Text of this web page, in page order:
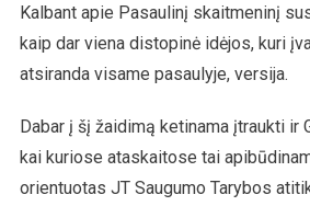
Kalbant apie Pasaulinį skaitmeninį
kaip dar viena distopinė idėjos, kuri
atsiranda visame pasaulyje, versija.
Dabar į šį žaidimą ketinama įtraukti ir
kai kuriose ataskaitose tai
orientuotas JT Saugumo Tarybos